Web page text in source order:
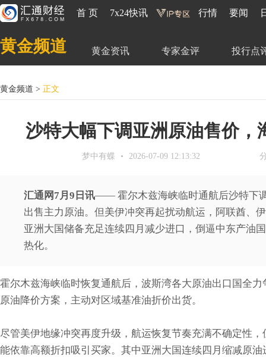
首 页 7x24快讯 行情 要闻
黄金频道 黄金资讯 专家金评 投行点
黄金频道 > 正文
沙特大幅下调亚洲原油售价，
梦中有蝶 2026-07-09 12:13:32
汇通网7月9日讯—— 霍尔木兹海峡临时通航后沙特下
出售主力原油。但美伊冲突再起扰动航运，阿联酋、
亚洲大国储备充足连续四月减少进口，倒逼中东产油
热化。
霍尔木兹海峡临时恢复通航后，波斯湾各大原油出口国全
原油降价方案，主动对区域基准油折价出货。
尽管美伊地缘冲突再度升级，航运恢复节奏充满不确定性
能依靠高额折扣吸引买家。其中亚洲大国连续四月缩减原